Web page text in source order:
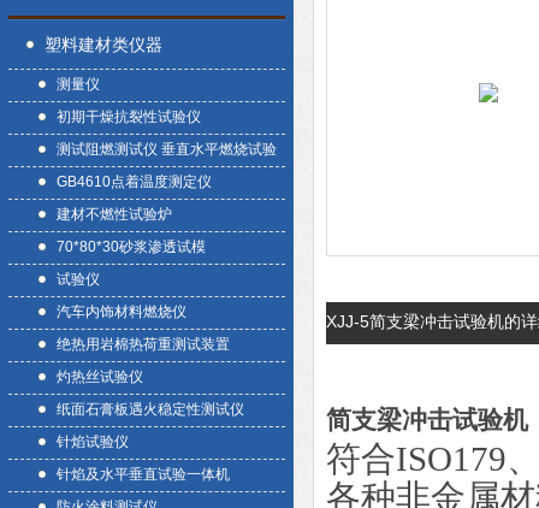
塑料建材类仪器
测量仪
初期干燥抗裂性试验仪
测试阻燃测试仪 垂直水平燃烧试验
GB4610点着温度测定仪
建材不燃性试验炉
70*80*30砂浆渗透试模
试验仪
汽车内饰材料燃烧仪
绝热用岩棉热荷重测试装置
灼热丝试验仪
纸面石膏板遇火稳定性测试仪
针焰试验仪
针焰及水平垂直试验一体机
XJJ-5简支梁冲击试验机的
简支梁冲击试验机
符合ISO179
各种非金属